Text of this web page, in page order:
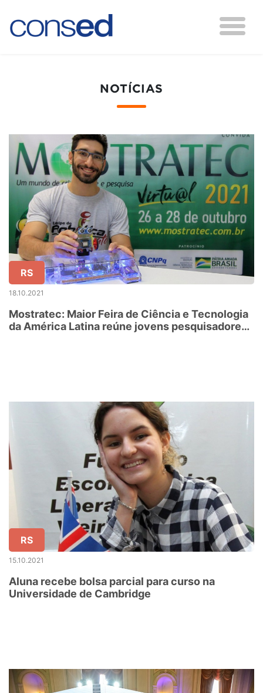
NOTÍCIAS
RS
18.10.2021
Mostratec: Maior Feira de Ciência e Tecnologia
da América Latina reúne jovens pesquisadores
RS
15.10.2021
Aluna recebe bolsa parcial para curso na
Universidade de Cambridge